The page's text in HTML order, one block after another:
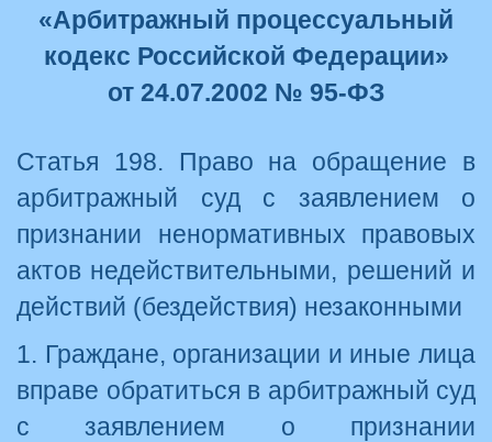
«Арбитражный процессуальный
кодекс Российской Федерации»
от 24.07.2002 № 95-ФЗ
Статья 198. Право на обращение в
арбитражный суд с заявлением о
признании ненормативных правовых
актов недействительными, решений и
действий (бездействия) незаконными
1. Граждане, организации и иные лица
вправе обратиться в арбитражный суд
с заявлением о признании